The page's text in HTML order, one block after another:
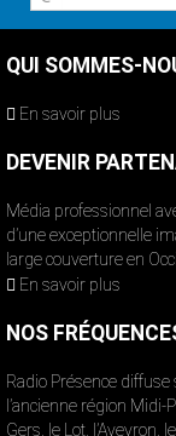
QUI SOMMES-
En savoir plus
DEVENIR
Média professionnel
d’une exceptionnelle
large couverture en
En savoir plus
NOS
Radio Présence
l’ancienne région
Gers, le Lot, l’Aveyron,